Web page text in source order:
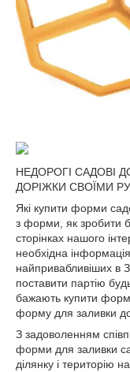
НЕДОРОГІ САДОВІ
ДОРІЖКИ СВОЇМИ
Які купити форми
з форми, як зробити
сторінках нашого
необхідна
найпривабливіших в
поставити партію
бажають купити
форму для заливки
З задоволенням
форми для заливки
ділянку і територію